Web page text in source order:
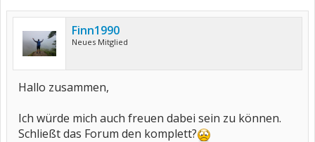
Finn1990
Neues Mitglied
Hallo zusammen,
Ich würde mich auch freuen dabei sein zu können.
Schließt das Forum den komplett?